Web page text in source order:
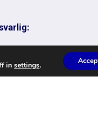
– K2 Stavanger
in settings.